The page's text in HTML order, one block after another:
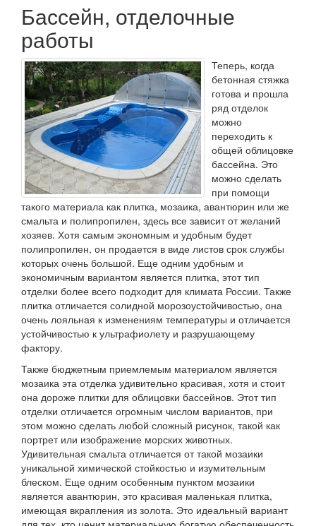
Бассейн, отделочные
работы
Теперь, когда
бетонная стяжка
готова и прошла
ряд отделок
можно
переходить к
общей облицовке
бассейна. Это
можно сделать
при помощи
такого материала как плитка, мозаика, авантюрин или же
смальта и полипропилен, здесь все зависит от желаний
хозяев. Хотя самым экономным и удобным будет
полипропилен, он продается в виде листов срок службы
которых очень большой. Еще одним удобным и
экономичным вариантом является плитка, этот тип
отделки более всего подходит для климата России. Также
плитка отличается солидной морозоустойчивостью, она
очень лояльная к изменениям температуры и отличается
устойчивостью к ультрафиолету и разрушающему
фактору.
Также бюджетным приемлемым материалом является
мозаика эта отделка удивительно красивая, хотя и стоит
она дороже плитки для облицовки бассейнов. Этот тип
отделки отличается огромным числом вариантов, при
этом можно сделать любой сложный рисунок, такой как
портрет или изображение морских животных.
Удивительная смальта отличается от такой мозаики
уникальной химической стойкостью и изумительным
блеском. Еще одним особенным пунктом мозаики
является авантюрин, это красивая маленькая плитка,
имеющая вкрапления из золота. Это идеальный вариант